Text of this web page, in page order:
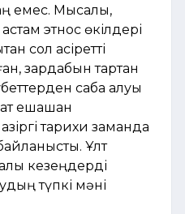
емес. Мысалы,
этнос өкілдері
сол қасіретті
зардабын тартқан
сабақ алуы
ешқашан
тарихи заманда
Ұлт
кезеңдерді
түпкі мәні